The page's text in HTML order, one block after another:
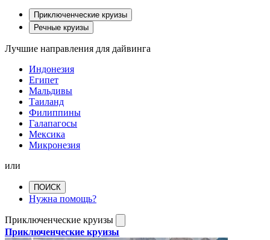
Приключенческие круизы
Речные круизы
Лучшие направления для дайвинга
Индонезия
Египет
Мальдивы
Таиланд
Филиппины
Галапагосы
Мексика
Микронезия
или
ПОИСК
Нужна помощь?
Приключенческие круизы
Приключенческие круизы